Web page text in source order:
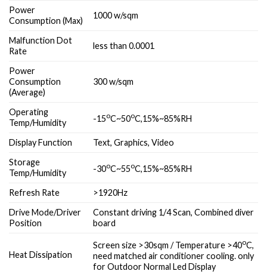
Power
Consumption (Max)
1000 w/sqm
Malfunction Dot
Rate
less than 0.0001
Power
Consumption
(Average)
300 w/sqm
Operating
Temp/Humidity
-15oC~50oC,15%~85%RH
Display Function
Text, Graphics, Video
Storage
Temp/Humidity
-30oC~55oC,15%~85%RH
Refresh Rate
>1920Hz
Drive Mode/Driver
Position
Constant driving 1/4 Scan, Combined diver
board
Heat Dissipation
Screen size >30sqm / Temperature >40oC,
need matched air conditioner cooling. only
for Outdoor Normal Led Display